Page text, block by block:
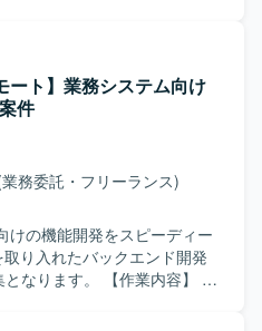
顧客に近い距離で開発したい
。変化の大きい環境を前向
見つけて周囲を巻き込みつ
ます。AIを積極的に活用し
ることに興味があり、チー
方に参画していただきたい
ドメインを扱う技術基盤に直
ビュー前提の開発プロセス
前線で働く経験を積むこと
（高トラフィック・大規模デ
ます。Webhookなどの到達保
クロサービス間連携の設
す。SQSやEventBridgeなど
ベント駆動アーキテクチャ
10万件規模のCSV入出力な
構成の設計・実装を行
おけるECS、RDS、
したインフラ構築・運用を担
マンスチューニングや負荷
のアーキテクチャ説明や技
ート】業務システム向け
件
務委託・フリーランス)
けの機能開発をスピーディー
り入れたバックエンド開発
【作業内容】 業